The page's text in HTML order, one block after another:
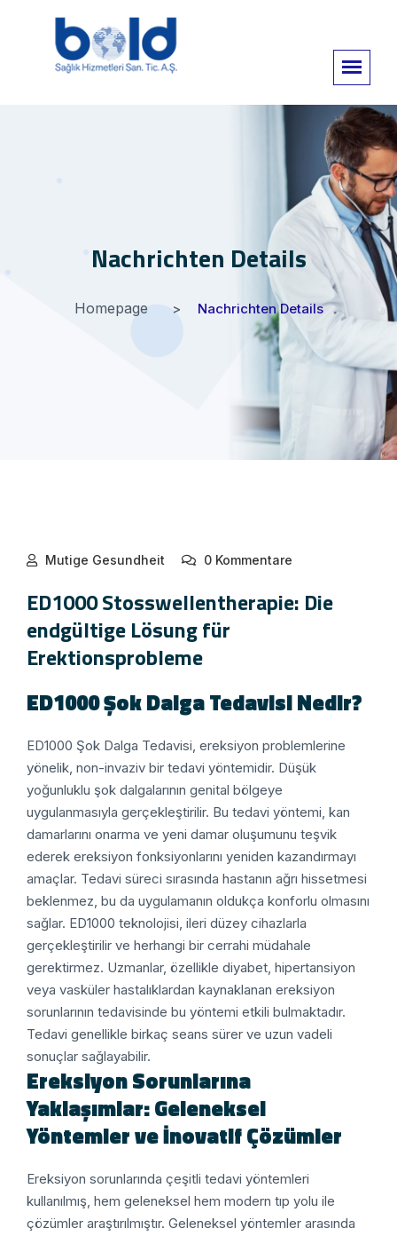
Nachrichten Details
Homepage Nachrichten Details
Mutige Gesundheit 0 Kommentare
ED1000 Stosswellentherapie: Die
endgültige Lösung für
Erektionsprobleme
ED1000 Şok Dalga Tedavisi Nedir?
ED1000 Şok Dalga Tedavisi, ereksiyon problemlerine
yönelik, non-invaziv bir tedavi yöntemidir. Düşük
yoğunluklu şok dalgalarının genital bölgeye
uygulanmasıyla gerçekleştirilir. Bu tedavi yöntemi, kan
damarlarını onarma ve yeni damar oluşumunu teşvik
ederek ereksiyon fonksiyonlarını yeniden kazandırmayı
amaçlar. Tedavi süreci sırasında hastanın ağrı hissetmesi
beklenmez, bu da uygulamanın oldukça konforlu olmasını
sağlar. ED1000 teknolojisi, ileri düzey cihazlarla
gerçekleştirilir ve herhangi bir cerrahi müdahale
gerektirmez. Uzmanlar, özellikle diyabet, hipertansiyon
veya vasküler hastalıklardan kaynaklanan ereksiyon
sorunlarının tedavisinde bu yöntemi etkili bulmaktadır.
Tedavi genellikle birkaç seans sürer ve uzun vadeli
sonuçlar sağlayabilir.
Ereksiyon Sorunlarına
Yaklaşımlar: Geleneksel
Yöntemler ve İnovatif Çözümler
Ereksiyon sorunlarında çeşitli tedavi yöntemleri
kullanılmış, hem geleneksel hem modern tıp yolu ile
çözümler araştırılmıştır. Geleneksel yöntemler arasında